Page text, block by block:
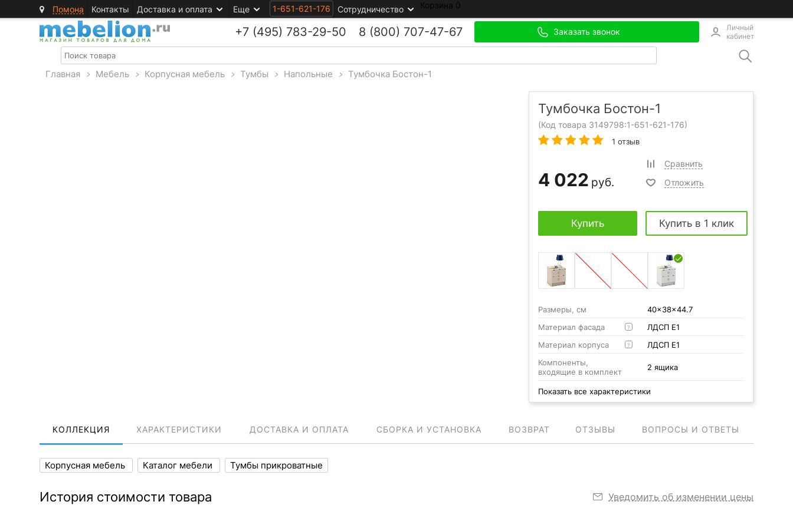
Помона Контакты Доставка и оплата Еще 1-651-621-176 Сотрудничество Корзина 0
+7 (495) 783-29-50 8 (800) 707-47-67 Заказать звонок
Личный
кабинет
Главная > Мебель > Корпусная мебель > Тумбы > Напольные > Тумбочка Бостон-1
Тумбочка Бостон-1
(Код товара 3149798:1-651-621-176)
1 отзыв
4 022 руб.
Сравнить
Отложить
Купить Купить в 1 клик
Размеры, см
40x38x44.7
Материал фасада
?
ЛДСП Е1
Материал корпуса
?
ЛДСП Е1
Компоненты,
входящие в комплект
2 ящика
Показать все характеристики
КОЛЛЕКЦИЯ ХАРАКТЕРИСТИКИ ДОСТАВКА И ОПЛАТА СБОРКА И УСТАНОВКА ВОЗВРАТ ОТЗЫВЫ ВОПРОСЫ И ОТВЕТЫ
Корпусная мебель Каталог мебели Тумбы прикроватные
История стоимости товара Уведомить об изменении цены